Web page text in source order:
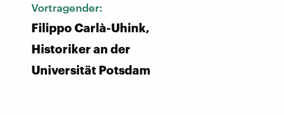
Vortragender:
Filippo Carlà-Uhink,
Historiker an der
Universität Potsdam